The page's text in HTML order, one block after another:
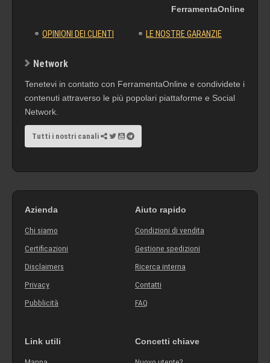
FerramentaOnline
OPINIONI DEI CLIENTI LE NOSTRE GARANZIE
Network
Tenetevi in contatto con FerramentaOnline e condividete i
contenuti attraverso le più popolari piattaforme e Social
Network.
Tutti i nostri canali
Azienda
Chi siamo
Certificazioni
Disclaimers
Privacy
Pubblicità
Aiuto rapido
Condizioni di vendita
Gestione spedizioni
Ricerca interna
Contatti
FAQ
Link utili Concetti chiave